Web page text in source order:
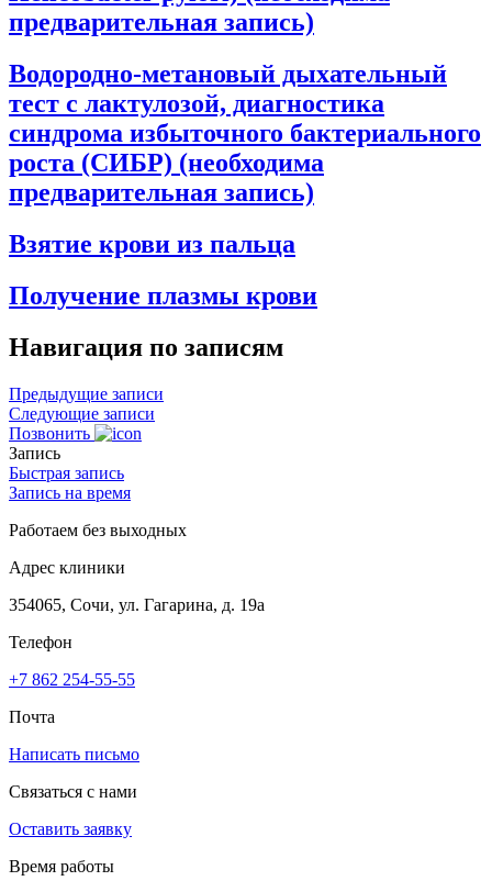
предварительная запись)
Водородно-метановый дыхательный
тест с лактулозой, диагностика
синдрома избыточного бактериального
роста (СИБР) (необходима
предварительная запись)
Взятие крови из пальца
Получение плазмы крови
Навигация по записям
Предыдущие записи
Следующие записи
Позвонить
Запись
Быстрая запись
Запись на время
Работаем без выходных
Адрес клиники
354065, Сочи, ул. Гагарина, д. 19а
Телефон
+7 862 254-55-55
Почта
Написать письмо
Связаться с нами
Оставить заявку
Время работы